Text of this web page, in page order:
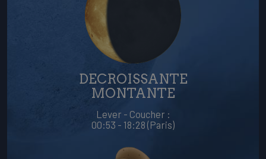
DECROISSANTE
MONTANTE
Lever - Coucher :
00:53 - 18:28 (Paris)